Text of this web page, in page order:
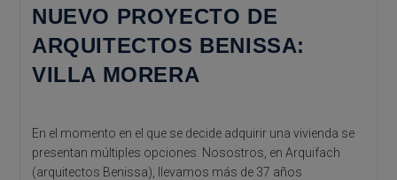
NUEVO PROYECTO DE
ARQUITECTOS BENISSA:
VILLA MORERA
En el momento en el que se decide adquirir una vivienda se
presentan múltiples opciones. Nosostros, en Arquifach
(arquitectos Benissa), llevamos más de 37 años